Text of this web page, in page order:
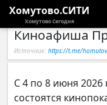
Хомутово.СИТИ
Хомутово Сегодня
Киноафиша
Источник: https://t.me/
С 4 по 8 июня
состоятся